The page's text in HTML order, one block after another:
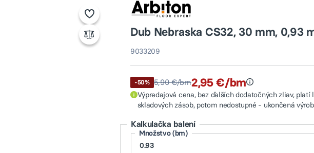
Dub Nebraska CS32, 30 mm, 0,93
9033209
-50% 5,90 €/bm2,95 €/bmNajnižšia cena v
Výpredajová cena, bez ďalších dodatočných zliav, platí
skladových zásob, potom nedostupné - ukončená
Kalkulačka balení
Množstvo (bm)